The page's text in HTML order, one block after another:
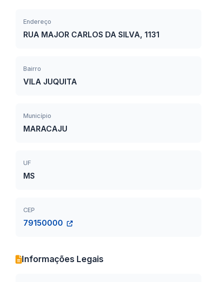
Endereço
RUA MAJOR CARLOS DA SILVA, 1131
Bairro
VILA JUQUITA
Município
MARACAJU
UF
MS
CEP
79150000
Informações Legais